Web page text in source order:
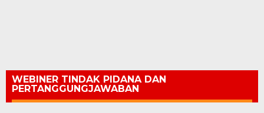
WEBINER TINDAK PIDANA DAN
PERTANGGUNGJAWABAN